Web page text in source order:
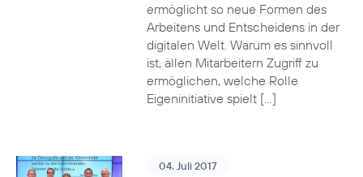
ermöglicht so neue Formen des
Arbeitens und Entscheidens in der
digitalen Welt. Warum es sinnvoll
ist, allen Mitarbeitern Zugriff zu
ermöglichen, welche Rolle
Eigeninitiative spielt […]
04. Juli 2017